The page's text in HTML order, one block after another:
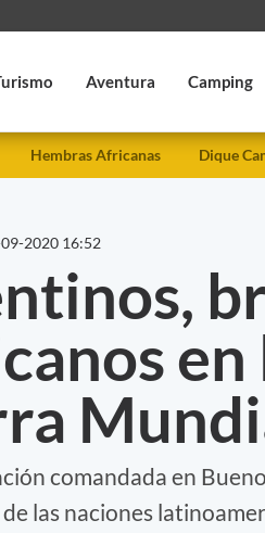
Aventura Camping
Hembras Africanas Dique
2020 16:52
en
comandada en
las naciones